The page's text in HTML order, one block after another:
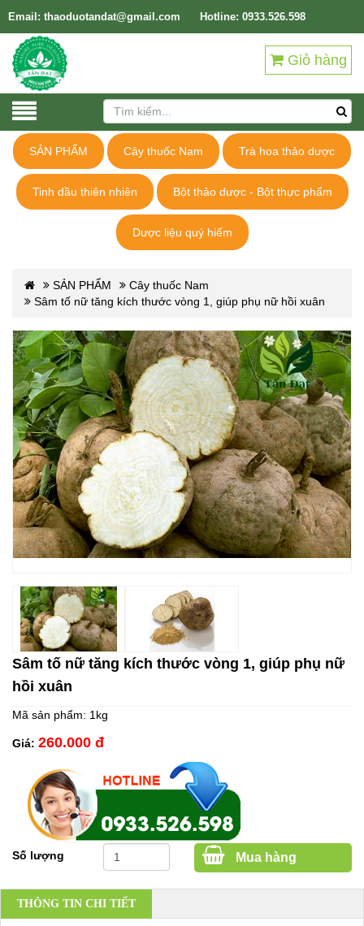
Email: thaoduotandat@gmail.com Hotline: 0933.526.598
Giỏ hàng
SẢN PHẨM Cây thuốc Nam Trà hoa thảo dược
Tinh dầu thiên nhiên Bột thảo dược - Bột thực phẩm
Dược liệu quý hiếm
SẢN PHẨM
Cây thuốc Nam
Sâm tố nữ tăng kích thước vòng 1, giúp phụ nữ hồi xuân
Sâm tố nữ tăng kích thước vòng 1, giúp phụ nữ
hồi xuân
Mã sản phẩm: 1kg
Giá: 260.000 đ
Số lượng Mua hàng
THÔNG TIN CHI TIẾT